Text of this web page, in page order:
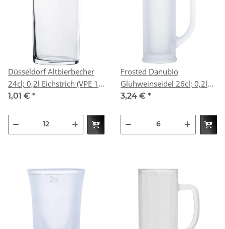
Düsseldorf Altbierbecher
24cl; 0,2l Eichstrich (VPE 12
St.)
1,01 € *
Frosted Danubio
Glühweinseidel 26cl; 0,2l
3,24 € *